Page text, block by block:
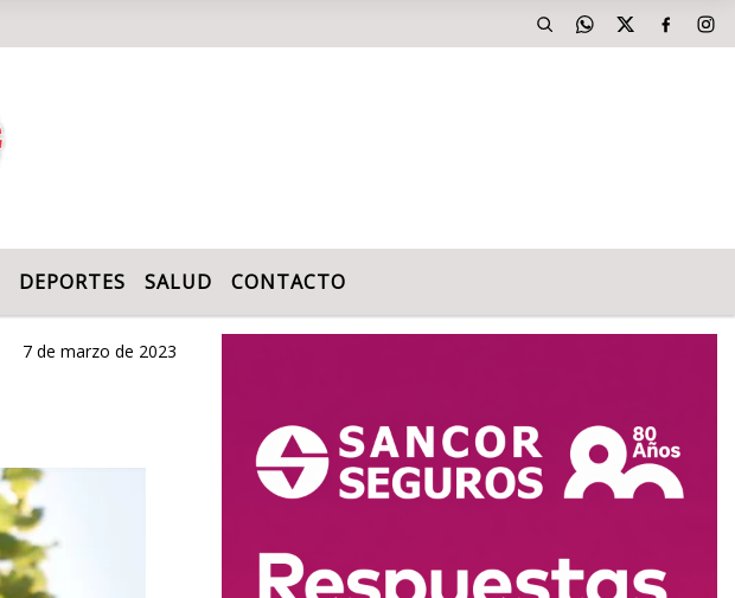
DEPORTES SALUD CONTACTO
7 de marzo de 2023